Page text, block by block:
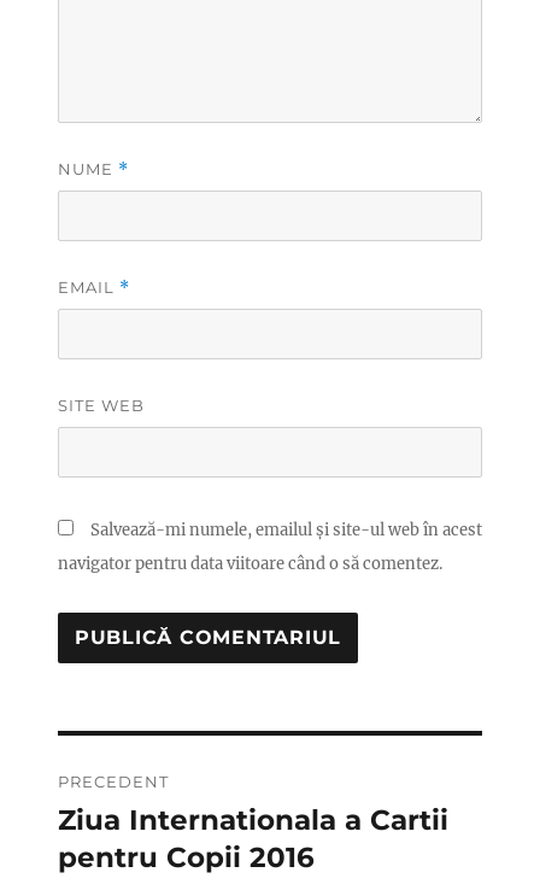
NUME *
EMAIL *
SITE WEB
Salvează-mi numele, emailul și site-ul web în acest
navigator pentru data viitoare când o să comentez.
în
articole
PRECEDENT
Articolul
anterior:
Ziua Internationala a Cartii
pentru Copii 2016